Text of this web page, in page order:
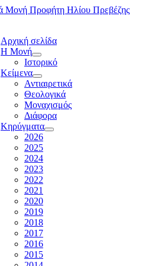
Αρχική σελίδα
Η Μονή
Ιστορικό
Κείμενα
Αντιαιρετικά
Θεολογικά
Μοναχισμός
Διάφορα
Κηρύγματα
2026
2025
2024
2023
2022
2021
2020
2019
2018
2017
2016
2015